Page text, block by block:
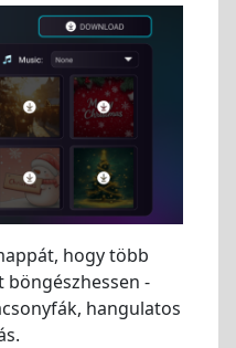
hogy több
-
hangulatos